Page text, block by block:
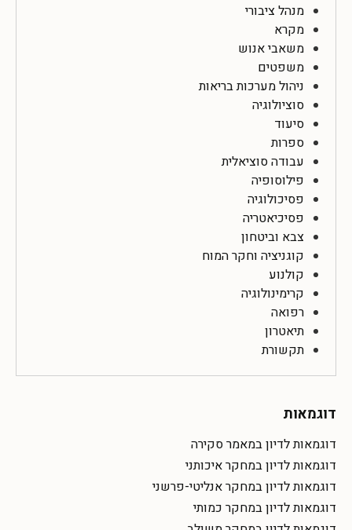
מנהל ציבורי
מקרא
משאבי אנוש
משפטים
ניהול מערכות בריאות
סוציולוגיה
סיעוד
ספרות
עבודה סוציאלית
פילוסופיה
פסיכולוגיה
פסיכיאטריה
צבא וביטחון
קוגניציה וחקר המוח
קולנוע
קרימינולוגיה
רפואה
תיאטרון
תקשורת
דוגמאות
דוגמאות לדיון במאמר סקירה
דוגמאות לדיון במחקר איכותני
דוגמאות לדיון במחקר אנליטי-פרשני
דוגמאות לדיון במחקר כמותי